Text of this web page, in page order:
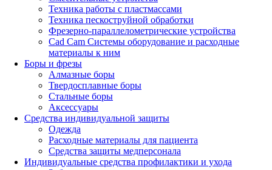
Техника работы с пластмассами
Техника пескоструйной обработки
Фрезерно-параллелометрические устройства
Cad Cam Системы оборудование и расходные
материалы к ним
Боры и фрезы
Алмазные боры
Твердосплавные боры
Стальные боры
Аксессуары
Средства индивидуальной защиты
Одежда
Расходные материалы для пациента
Средства защиты медперсонала
Индивидуальные средства профилактики и ухода